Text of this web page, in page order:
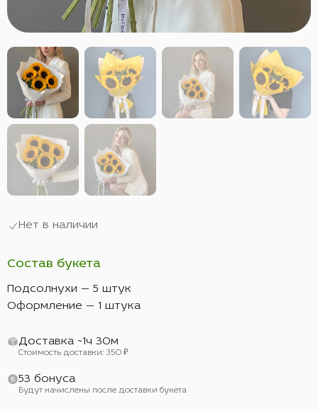
Нет в наличии
Состав букета
Подсолнухи — 5 штук
Оформление — 1 штука
Доставка ~1ч 30м
Стоимость доставки: 350 ₽
53 бонуса
Будут начислены после доставки букета